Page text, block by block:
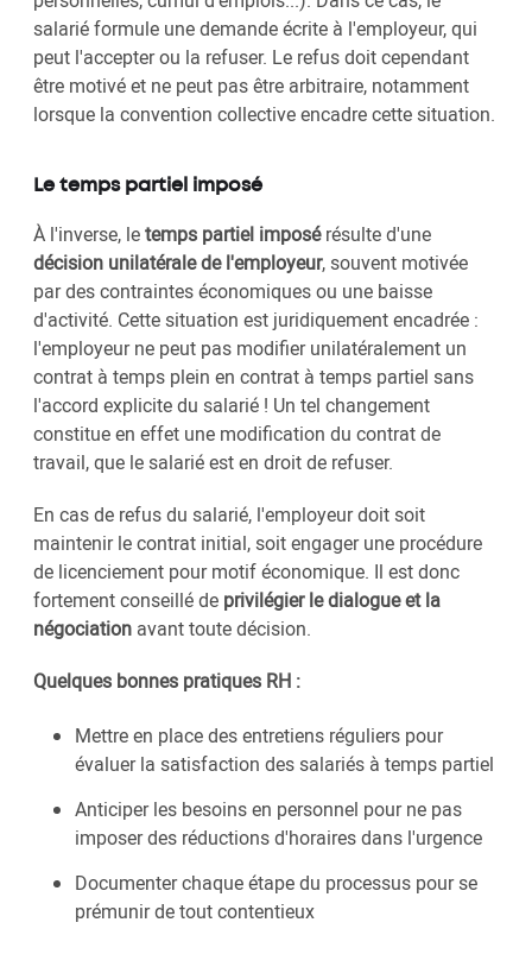
salarié formule une demande écrite à l'employeur, qui
peut l'accepter ou la refuser. Le refus doit cependant
être motivé et ne peut pas être arbitraire, notamment
lorsque la convention collective encadre cette situation.
Le temps partiel imposé
À l'inverse, letemps partiel imposérésulte d'une
décision unilatérale de l'employeur, souvent motivée
par des contraintes économiques ou une baisse
d'activité. Cette situation est juridiquement encadrée :
l'employeur ne peut pas modifier unilatéralement un
contrat à temps plein en contrat à temps partiel sans
l'accord explicite du salarié ! Un tel changement
constitue en effet une modification du contrat de
travail, que le salarié est en droit de refuser.
En cas de refus du salarié, l'employeur doit soit
maintenir le contrat initial, soit engager une procédure
de licenciement pour motif économique. Il est donc
fortement conseillé de privilégier le dialogue et la
négociation avant toute décision.
Quelques bonnes pratiques RH :
Mettre en place des entretiens réguliers pour
évaluer la satisfaction des salariés à temps partiel
Anticiper les besoins en personnel pour ne pas
imposer des réductions d'horaires dans l'urgence
Documenter chaque étape du processus pour se
prémunir de tout contentieux